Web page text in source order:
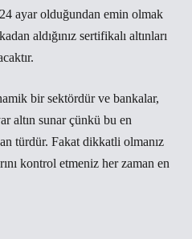
ayar olduğundan emin olmak
aldığınız sertifikalı altınları
bir sektördür ve bankalar,
altın sunar çünkü bu en
türdür. Fakat dikkatli olmanız
kontrol etmeniz her zaman en